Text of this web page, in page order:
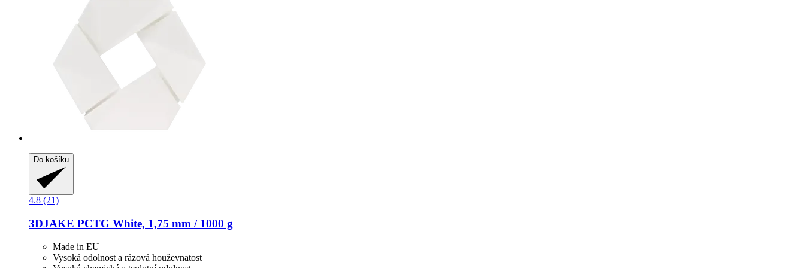
Do košíku
4.8 (21)
3DJAKE PCTG White, 1,75 mm / 1000 g
Made in EU
Vysoká odolnost a rázová houževnatost